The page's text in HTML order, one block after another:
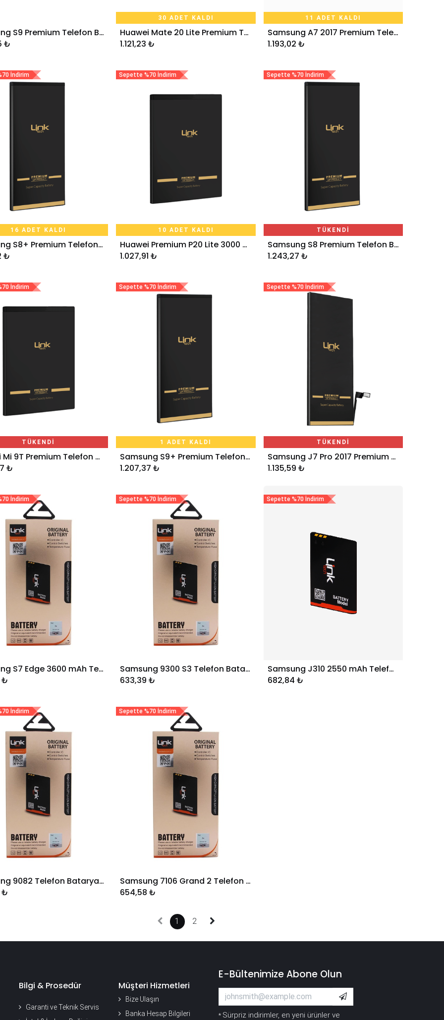
Sepete Ekle
Samsung S9 Premium Telefon Bataryası 3000 mAh
₺
30 ADET KALDI
Sepete Ekle
Huawei Mate 20 Lite Premium Telefon Bataryası 3.750 mAh
1.121,23 ₺
11 ADET KALDI
Sepete Ekle
Samsung A7 2017 Premium Telefon Bataryası 3600 mAh
1.193,02 ₺
İndirim
16 ADET KALDI
Sepete Ekle
Samsung S8+ Premium Telefon Bataryası 3500 mAh
₺
Sepette %70 İndirim
10 ADET KALDI
Sepete Ekle
Huawei Premium P20 Lite 3000 mAh Telefon Bataryası
1.027,91 ₺
Sepette %70 İndirim
TÜKENDİ
Samsung S8 Premium Telefon Bataryası 3000 mAh
1.243,27 ₺
İndirim
TÜKENDİ
Xiaomi Mi 9T Premium Telefon Bataryası BP41 4000 mAh
₺
Sepette %70 İndirim
1 ADET KALDI
Sepete Ekle
Samsung S9+ Premium Telefon Bataryası 3500 mAh
1.207,37 ₺
Sepette %70 İndirim
TÜKENDİ
Samsung J7 Pro 2017 Premium Telefon Bataryası 3600 mAh
1.135,59 ₺
İndirim
Sepete Ekle
Samsung S7 Edge 3600 mAh Telefon Bataryası
₺
Sepette %70 İndirim
Sepete Ekle
Samsung 9300 S3 Telefon Bataryası
633,39 ₺
Sepette %70 İndirim
Sepete Ekle
Samsung J310 2550 mAh Telefon Bataryası (EB-BG530BBC)
682,84 ₺
İndirim
Sepete Ekle
Samsung 9082 Telefon Bataryası
₺
Sepette %70 İndirim
Sepete Ekle
Samsung 7106 Grand 2 Telefon Bataryası
654,58 ₺
1 2
Bilgi & Prosedür
Garanti ve Teknik Servis
Müşteri Hizmetleri
Bize Ulaşın
Banka Hesap Bilgileri
E-Bültenimize Abone Olun
* Sürpriz indirimler, en yeni ürünler ve